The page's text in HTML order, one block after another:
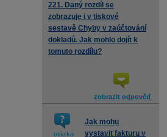
221. Daný rozdíl se
zobrazuje i v tiskové
sestavě Chyby v zaúčtování
dokladů. Jak mohlo dojít k
tomuto rozdílu?
zobrazit odpověď
otázka
Jak mohu
vystavit fakturu v